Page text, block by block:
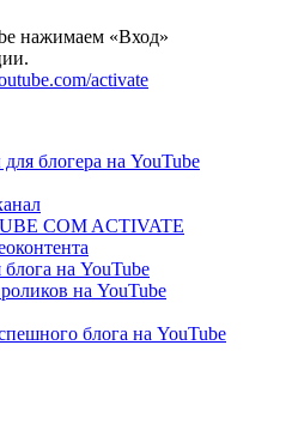
нажимаем «Вход»
activate
блогера на YouTube
COM ACTIVATE
на YouTube
на YouTube
блога на YouTube